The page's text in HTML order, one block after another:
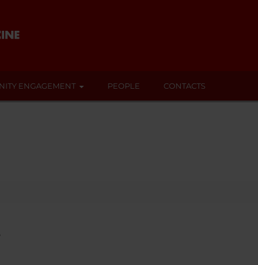
ENGAGEMENT PEOPLE CONTACTS